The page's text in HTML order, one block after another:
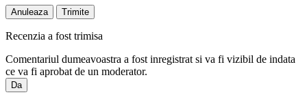
Anuleaza Trimite
Recenzia a fost trimisa
Comentariul dumeavoastra a fost inregistrat si va fi vizibil de indata
ce va fi aprobat de un moderator.
Da